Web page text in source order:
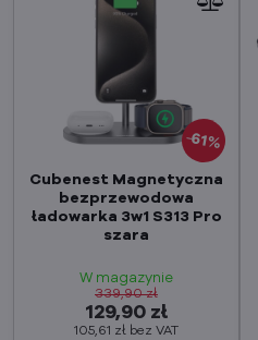
61%
Cubenest Magnetyczna
bezprzewodowa
ładowarka 3w1 S313 Pro
szara
W magazynie
129,90 zł
105,61 zł bez VAT
339,90 zł